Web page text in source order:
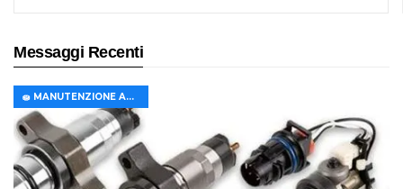
Messaggi Recenti
🧽 MANUTENZIONE AUTO